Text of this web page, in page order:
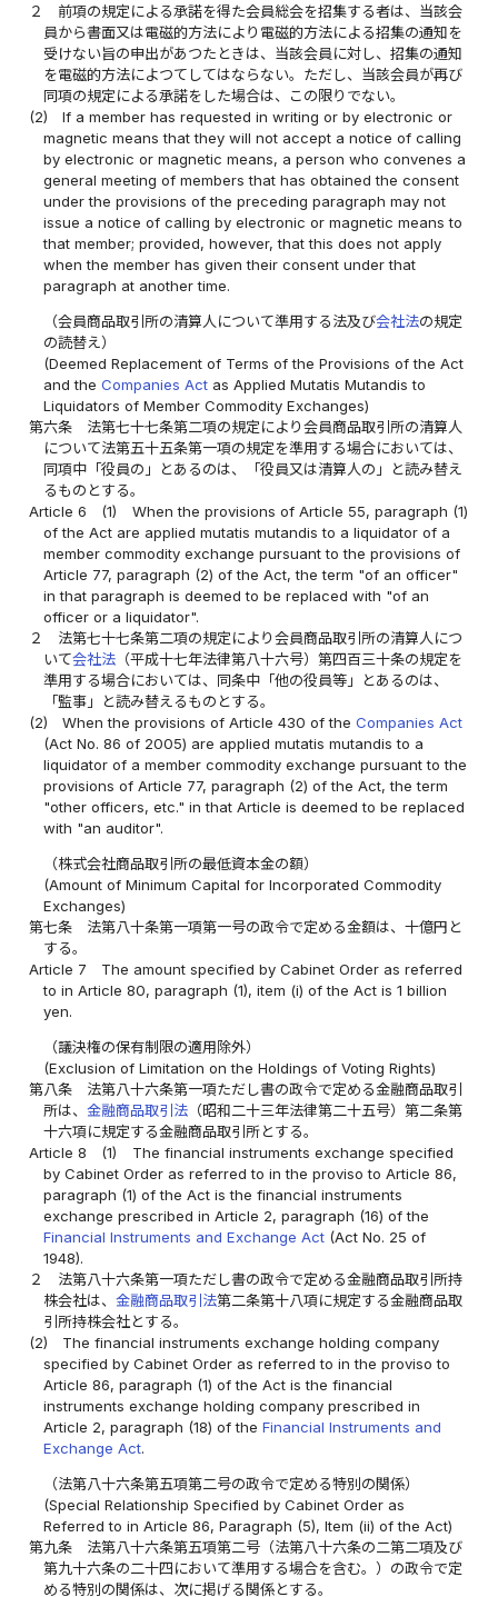
２
前項の規定による承諾を得た会員総会を招集する者は、当該会
員から書面又は電磁的方法により電磁的方法による招集の通知を
受けない旨の申出があつたときは、当該会員に対し、招集の通知
を電磁的方法によつてしてはならない。ただし、当該会員が再び
同項の規定による承諾をした場合は、この限りでない。
(2)
If a member has requested in writing or by electronic or
magnetic means that they will not accept a notice of calling
by electronic or magnetic means, a person who convenes a
general meeting of members that has obtained the consent
under the provisions of the preceding paragraph may not
issue a notice of calling by electronic or magnetic means to
that member; provided, however, that this does not apply
when the member has given their consent under that
paragraph at another time.
（会員商品取引所の清算人について準用する法及び会社法の規定
の読替え）
(Deemed Replacement of Terms of the Provisions of the Act
and theCompanies Act as Applied Mutatis Mutandis to
Liquidators of Member Commodity Exchanges)
第六条
法第七十七条第二項の規定により会員商品取引所の清算人
について法第五十五条第一項の規定を準用する場合においては、
同項中「役員の」とあるのは、「役員又は清算人の」と読み替え
るものとする。
Article 6
(1)
When the provisions of Article 55, paragraph (1)
of the Act are applied mutatis mutandis to a liquidator of a
member commodity exchange pursuant to the provisions of
Article 77, paragraph (2) of the Act, the term "of an officer"
in that paragraph is deemed to be replaced with "of an
officer or a liquidator".
２
法第七十七条第二項の規定により会員商品取引所の清算人につ
いて会社法 （平成十七年法律第八十六号）第四百三十条の規定を
準用する場合においては、同条中「他の役員等」とあるのは、
「監事」と読み替えるものとする。
(2)
When the provisions of Article 430 of theCompanies Act
(Act No. 86 of 2005) are applied mutatis mutandis to a
liquidator of a member commodity exchange pursuant to the
provisions of Article 77, paragraph (2) of the Act, the term
"other officers, etc." in that Article is deemed to be replaced
with "an auditor".
（株式会社商品取引所の最低資本金の額）
(Amount of Minimum Capital for Incorporated Commodity
Exchanges)
第七条
法第八十条第一項第一号の政令で定める金額は、十億円と
する。
Article 7
The amount specified by Cabinet Order as referred
to in Article 80, paragraph (1), item (i) of the Act is 1 billion
yen.
（議決権の保有制限の適用除外）
(Exclusion of Limitation on the Holdings of Voting Rights)
第八条
法第八十六条第一項ただし書の政令で定める金融商品取引
所は、金融商品取引法 （昭和二十三年法律第二十五号）第二条第
十六項に規定する金融商品取引所とする。
Article 8
(1)
The financial instruments exchange specified
by Cabinet Order as referred to in the proviso to Article 86,
paragraph (1) of the Act is the financial instruments
exchange prescribed in Article 2, paragraph (16) of the
Financial Instruments and Exchange Act (Act No. 25 of
1948).
２
法第八十六条第一項ただし書の政令で定める金融商品取引所持
株会社は、金融商品取引法第二条第十八項に規定する金融商品取
引所持株会社とする。
(2)
The financial instruments exchange holding company
specified by Cabinet Order as referred to in the proviso to
Article 86, paragraph (1) of the Act is the financial
instruments exchange holding company prescribed in
Article 2, paragraph (18) of theFinancial Instruments and
Exchange Act.
（法第八十六条第五項第二号の政令で定める特別の関係）
(Special Relationship Specified by Cabinet Order as
Referred to in Article 86, Paragraph (5), Item (ii) of the Act)
第九条
法第八十六条第五項第二号（法第八十六条の二第二項及び
第九十六条の二十四において準用する場合を含む。）の政令で定
める特別の関係は、次に掲げる関係とする。